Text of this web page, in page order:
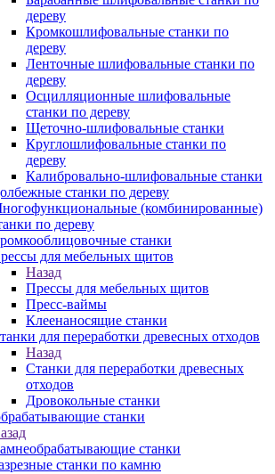
дереву
Кромкошлифовальные станки по
дереву
Ленточные шлифовальные станки по
дереву
Осцилляционные шлифовальные
станки по дереву
Щеточно-шлифовальные станки
Круглошлифовальные станки по
дереву
Калибровально-шлифовальные станки
станки по дереву
(комбинированные)
по дереву
станки
для мебельных щитов
Назад
Прессы для мебельных щитов
Пресс-ваймы
Клеенаносящие станки
для переработки древесных отходов
Назад
Станки для переработки древесных
отходов
Дровокольные станки
станки
станки
станки по камню